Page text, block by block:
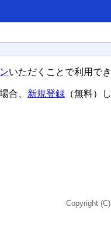
いただくことで利用でき
合、 新規登録（無料）
Copyright